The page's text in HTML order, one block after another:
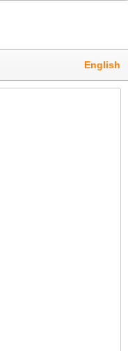
English